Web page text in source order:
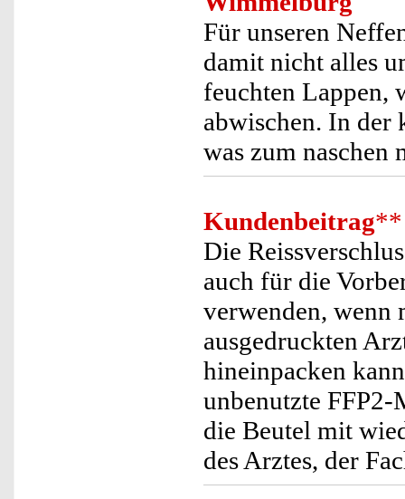
Für unseren
damit nicht alles
feuchten Lappen,
abwischen. In der
was zum naschen
Kundenbeitrag**
Die
auch für die
verwenden, wenn
ausgedruckten
hineinpacken
unbenutzte FFP2-
die Beutel mit
des Arztes, der